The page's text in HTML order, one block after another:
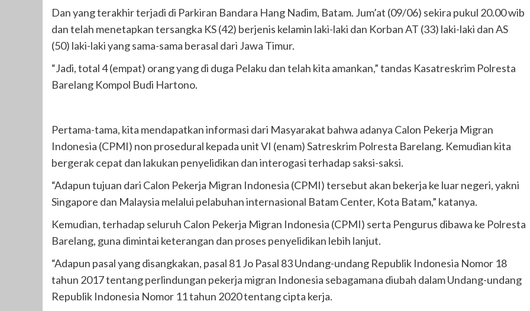
Dan yang terakhir terjadi di Parkiran Bandara Hang Nadim, Batam. Jum’at (09/06) sekira pukul 20.00 wib
dan telah menetapkan tersangka KS (42) berjenis kelamin laki-laki dan Korban AT (33) laki-laki dan AS
(50) laki-laki yang sama-sama berasal dari Jawa Timur.
“Jadi, total 4 (empat) orang yang di duga Pelaku dan telah kita amankan,” tandas Kasatreskrim Polresta
Barelang Kompol Budi Hartono.
Pertama-tama, kita mendapatkan informasi dari Masyarakat bahwa adanya Calon Pekerja Migran
Indonesia (CPMI) non prosedural kepada unit VI (enam) Satreskrim Polresta Barelang. Kemudian kita
bergerak cepat dan lakukan penyelidikan dan interogasi terhadap saksi-saksi.
“Adapun tujuan dari Calon Pekerja Migran Indonesia (CPMI) tersebut akan bekerja ke luar negeri, yakni
Singapore dan Malaysia melalui pelabuhan internasional Batam Center, Kota Batam,” katanya.
Kemudian, terhadap seluruh Calon Pekerja Migran Indonesia (CPMI) serta Pengurus dibawa ke Polresta
Barelang, guna dimintai keterangan dan proses penyelidikan lebih lanjut.
“Adapun pasal yang disangkakan, pasal 81 Jo Pasal 83 Undang-undang Republik Indonesia Nomor 18
tahun 2017 tentang perlindungan pekerja migran Indonesia sebagamana diubah dalam Undang-undang
Republik Indonesia Nomor 11 tahun 2020 tentang cipta kerja.